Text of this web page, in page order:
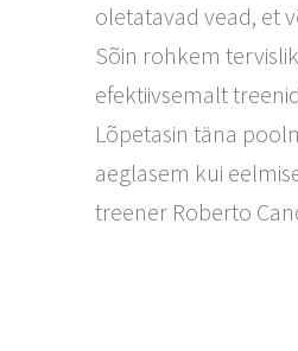
oletatavad vead, et
Sõin rohkem
efektiivsemalt
Lõpetasin täna
aeglasem kui
treener Roberto